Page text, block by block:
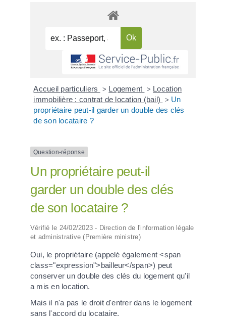
Accueil particuliers > Logement > Location
immobilière : contrat de location (bail)
> Un
propriétaire peut-il garder un double des clés
de son locataire ?
Question-réponse
Un propriétaire peut-il
garder un double des clés
de son locataire ?
Vérifié le 24/02/2023 - Direction de l'information légale
et administrative (Première ministre)
Oui, le propriétaire (appelé également <span
class="expression">bailleur</span>) peut
conserver un double des clés du logement qu'il
a mis en location.
Mais il n'a pas le droit d'entrer dans le logement
sans l'accord du locataire.